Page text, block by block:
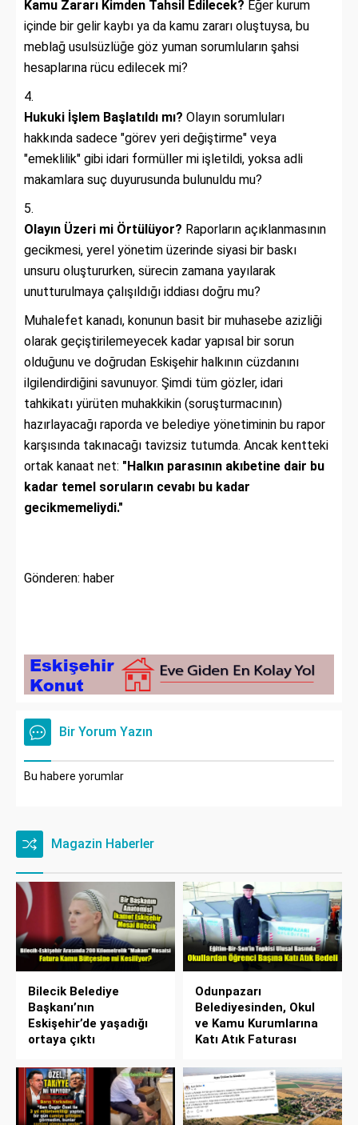
Kamu Zararı Kimden Tahsil Edilecek? Eğer kurum
içinde bir gelir kaybı ya da kamu zararı oluştuysa, bu
meblağ usulsüzlüğe göz yuman sorumluların şahsi
hesaplarına rücu edilecek mi?
Hukuki İşlem Başlatıldı mı? Olayın sorumluları
hakkında sadece "görev yeri değiştirme" veya
"emeklilik" gibi idari formüller mi işletildi, yoksa adli
makamlara suç duyurusunda bulunuldu mu?
Olayın Üzeri mi Örtülüyor? Raporların açıklanmasının
gecikmesi, yerel yönetim üzerinde siyasi bir baskı
unsuru oluştururken, sürecin zamana yayılarak
unutturulmaya çalışıldığı iddiası doğru mu?
Muhalefet kanadı, konunun basit bir muhasebe azizliği
olarak geçiştirilemeyecek kadar yapısal bir sorun
olduğunu ve doğrudan Eskişehir halkının cüzdanını
ilgilendirdiğini savunuyor. Şimdi tüm gözler, idari
tahkikatı yürüten muhakkikin (soruşturmacının)
hazırlayacağı raporda ve belediye yönetiminin bu rapor
karşısında takınacağı tavizsiz tutumda. Ancak kentteki
ortak kanaat net: "Halkın parasının akıbetine dair bu
kadar temel soruların cevabı bu kadar
gecikmemeliydi."
Gönderen: haber
Bir Yorum Yazın
Bu habere yorumlar
Magazin Haberler
Bilecik Belediye
Başkanı’nın
Eskişehir’de yaşadığı
ortaya çıktı
Odunpazarı
Belediyesinden, Okul
ve Kamu Kurumlarına
Katı Atık Faturası